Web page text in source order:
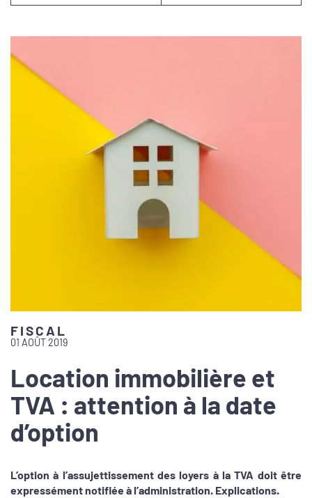
FISCAL
01 AOÛT 2019
Location immobilière et
TVA : attention à la date
d’option
L’option à l’assujettissement des loyers à la TVA doit être
expressément notifiée à l’administration. Explications.